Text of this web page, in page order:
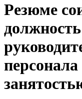
Резюме